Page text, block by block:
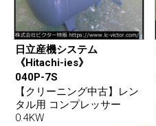
日立産機システム
《Hitachi-ies》
040P-7S
【クリーニング中古】レン
タル用 コンプレッサー
0.4KW